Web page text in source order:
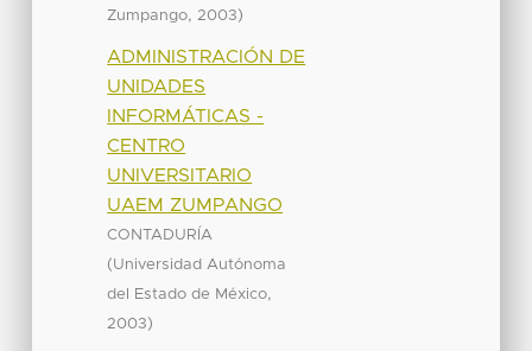
Zumpango, 2003)
ADMINISTRACIÓN DE
UNIDADES
INFORMÁTICAS -
CENTRO
UNIVERSITARIO
UAEM ZUMPANGO
CONTADURÍA
(Universidad Autónoma
del Estado de México,
2003)